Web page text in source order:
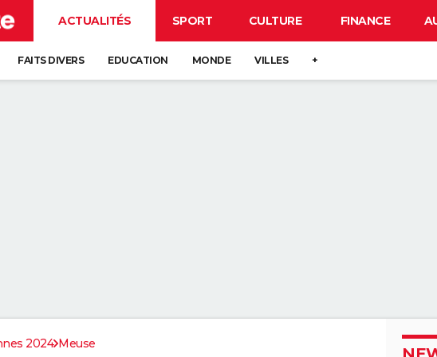
ACTUALITÉS SPORT CULTURE FINANCE
FAITS DIVERS EDUCATION MONDE VILLES +
2024 Meuse